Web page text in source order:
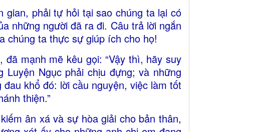
gian, phải tự hỏi tại sao chúng ta lại có
những người đã ra đi. Câu trả lời ngắn
chúng ta thực sự giúp ích cho họ!
mạnh mẽ kêu gọi: “Vậy thì, hãy suy
Ngục phải chịu đựng; và những
khổ đó: lời cầu nguyện, việc làm tốt
thiện.”
ân xá và sự hòa giải cho bản thân,